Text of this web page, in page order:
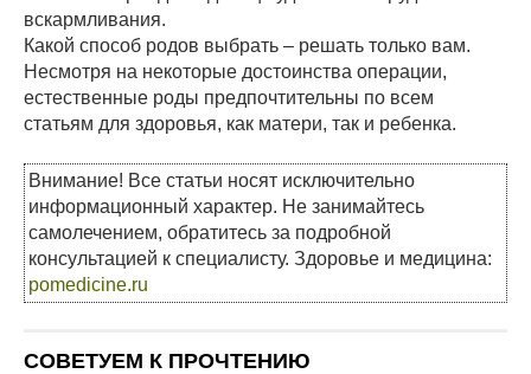
вскармливания.
Какой способ родов выбрать – решать только вам.
Несмотря на некоторые достоинства операции,
естественные роды предпочтительны по всем
статьям для здоровья, как матери, так и ребенка.
Внимание! Все статьи носят исключительно
информационный характер. Не занимайтесь
самолечением, обратитесь за подробной
консультацией к специалисту. Здоровье и медицина:
pomedicine.ru
СОВЕТУЕМ К ПРОЧТЕНИЮ